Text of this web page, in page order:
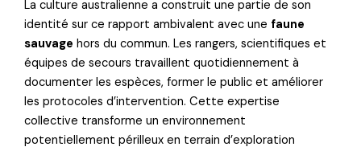
La culture australienne a construit une partie de son
identité sur ce rapport ambivalent avec une faune
sauvage hors du commun. Les rangers, scientifiques et
équipes de secours travaillent quotidiennement à
documenter les espèces, former le public et améliorer
les protocoles d’intervention. Cette expertise
collective transforme un environnement
potentiellement périlleux en terrain d’exploration